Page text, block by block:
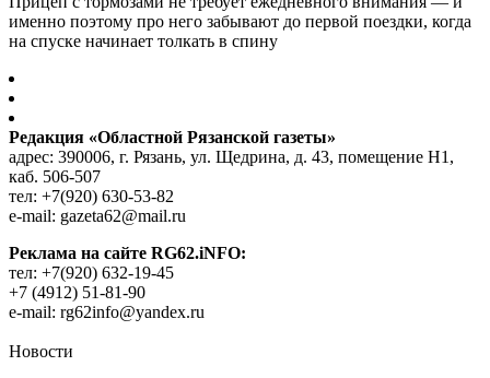
именно поэтому про него забывают до первой поездки, когда
на спуске начинает толкать в спину
Редакция «Областной Рязанской газеты»
адрес: 390006, г. Рязань, ул. Щедрина, д. 43, помещение Н1,
каб. 506-507
тел: +7(920) 630-53-82
e-mail: gazeta62@mail.ru
Реклама на сайте RG62.iNFO:
тел: +7(920) 632-19-45
+7 (4912) 51-81-90
e-mail: rg62info@yandex.ru
Новости